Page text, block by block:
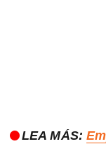
LEA MÁS: